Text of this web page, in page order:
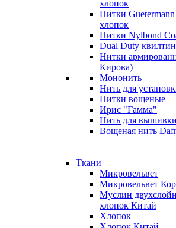
хлопок
Нитки
хлопок
Нитки Nylbond
Dual Duty
Нитки
Кирова)
Мононить
Нить для
Нитки вощеные
Ирис "Гамма"
Нить для
Вощеная нить
Ткани
Микровельвет
Микровельвет
Муслин
хлопок Китай
Хлопок